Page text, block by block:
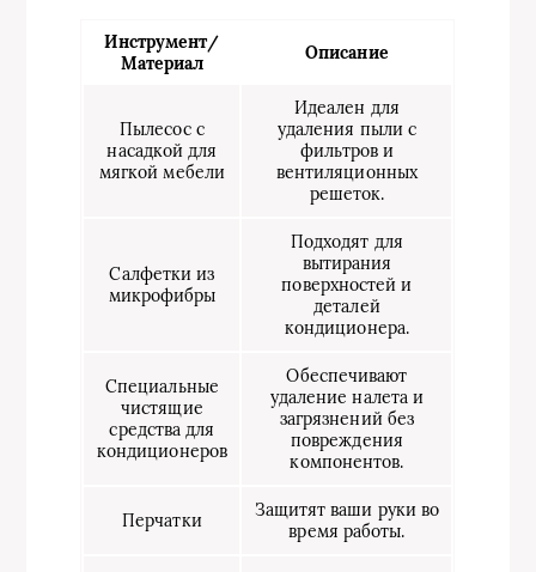
Инструмент/
Материал
Описание
Пылесос с
насадкой для
мягкой мебели
Идеален для
удаления пыли с
фильтров и
вентиляционных
решеток.
Салфетки из
микрофибры
Подходят для
вытирания
поверхностей и
деталей
кондиционера.
Специальные
чистящие
средства для
кондиционеров
Обеспечивают
удаление налета и
загрязнений без
повреждения
компонентов.
Перчатки
Защитят ваши руки во
время работы.